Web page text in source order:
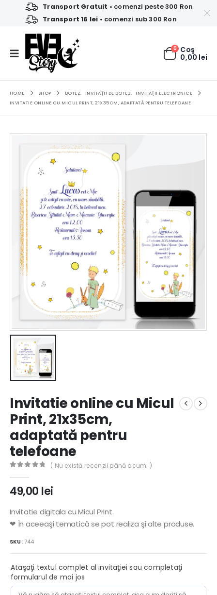
Transport Gratuit • comenzi peste 300 Ron
Transport 16 lei • comenzi sub 300 Ron
0 Coş
0,00 lei
HOME SHOP BOTEZ, INVITAŢII DE BOTEZ,
INVITAŢII ELECTRONICE
INVITATIE ONLINE CU MICUL PRINT, 21X35CM, ADAPTATĂ PENTRU TELEFOANE
Invitatie online cu Micul
Print, 21x35cm,
adaptată pentru
telefoane
( Nu există recenzii până acum. )
49,00 lei
Invitatie digitala cu Micul Print.
❤ În aceeaşi tematică se pot realiza şi alte produse.
SKU:744
Ataşaţi textul complet al invitaţiei sau completaţi
formularul de mai jos